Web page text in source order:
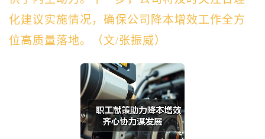
化建议实施情况，确保公司降本增效工作全方
位高质量落地。（文/张振威）